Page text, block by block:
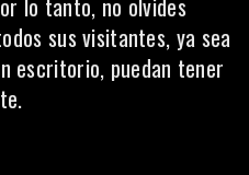
sus visitantes, ya sea
escritorio, puedan tener